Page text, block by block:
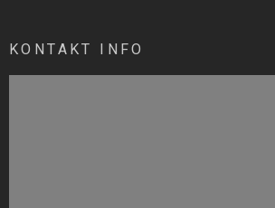
KONTAKT INFO